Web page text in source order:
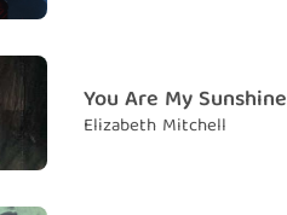
You Are My Sunshine
Elizabeth Mitchell